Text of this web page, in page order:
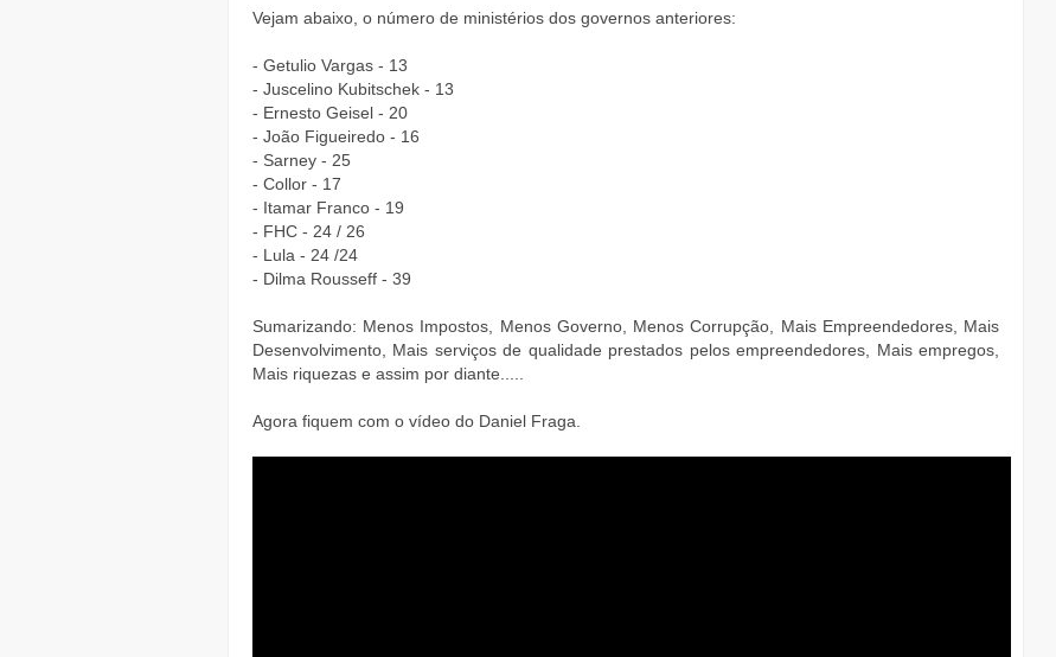
Vejam abaixo, o número de ministérios dos governos anteriores:
- Getulio Vargas - 13
- Juscelino Kubitschek - 13
- Ernesto Geisel - 20
- João Figueiredo - 16
- Sarney - 25
- Collor - 17
- Itamar Franco - 19
- FHC - 24 / 26
- Lula - 24 /24
- Dilma Rousseff - 39
Sumarizando: Menos Impostos, Menos Governo, Menos Corrupção, Mais Empreendedores, Mais
Desenvolvimento, Mais serviços de qualidade prestados pelos empreendedores, Mais empregos,
Mais riquezas e assim por diante.....
Agora fiquem com o vídeo do Daniel Fraga.